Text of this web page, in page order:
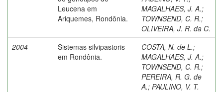
Leucena em
Ariquemes, Rondônia.
MAGALHAES, J. A.;
TOWNSEND, C. R.;
OLIVEIRA, J. R. da C.
2004
Sistemas silvipastoris
em Rondônia.
COSTA, N. de L.;
MAGALHAES, J. A.;
TOWNSEND, C. R.;
PEREIRA, R. G. de
A.; PAULINO, V. T.